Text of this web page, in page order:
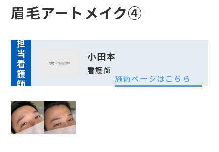
眉毛アートメイク④
担
当
看
護
師
小田本
看護師
施術ページはこちら